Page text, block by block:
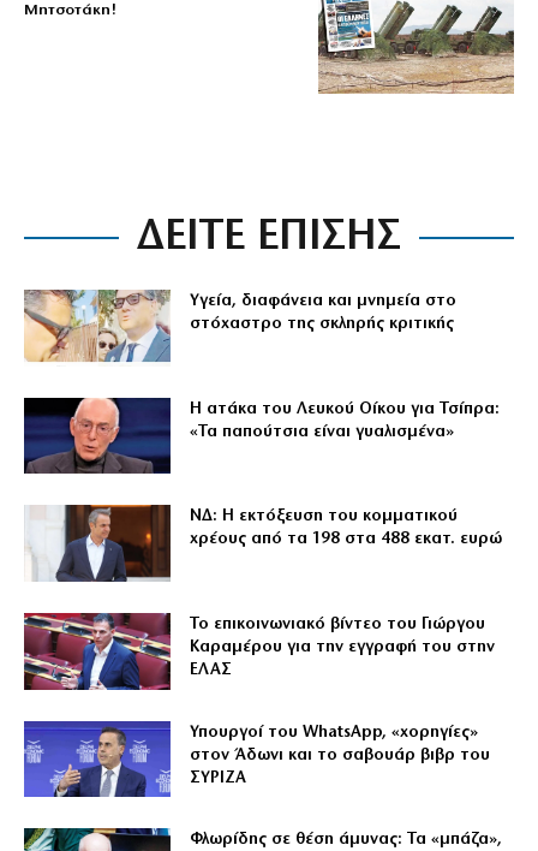
Μητσοτάκη!
ΔΕΙΤΕ ΕΠΙΣΗΣ
Υγεία, διαφάνεια και μνημεία στο
στόχαστρο της σκληρής κριτικής
Η ατάκα του Λευκού Οίκου για Τσίπρα:
«Τα παπούτσια είναι γυαλισμένα»
ΝΔ: Η εκτόξευση του κομματικού
χρέους από τα 198 στα 488 εκατ. ευρώ
Το επικοινωνιακό βίντεο του Γιώργου
Καραμέρου για την εγγραφή του στην
ΕΛΑΣ
Υπουργοί του WhatsApp, «χορηγίες»
στον Άδωνι και το σαβουάρ βιβρ του
ΣΥΡΙΖΑ
Φλωρίδης σε θέση άμυνας: Τα «μπάζα»,